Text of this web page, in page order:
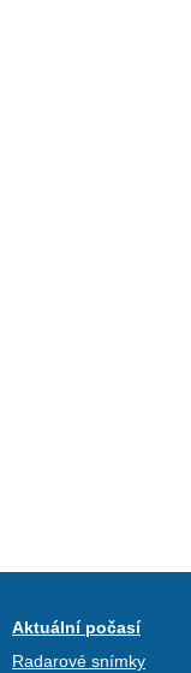
Aktuální počasí
Radarové snímky